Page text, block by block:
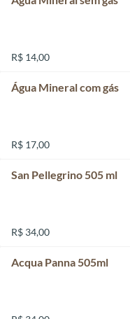
R$ 14,00
Água Mineral com gás
R$ 17,00
San Pellegrino 505 ml
R$ 34,00
Acqua Panna 505ml